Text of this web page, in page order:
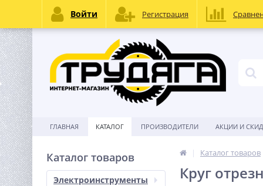
ГЛАВНАЯ КАТАЛОГ ПРОИЗВОДИТЕЛИ АКЦИИ И
Каталог товаров
Электроинструменты
Каталог товаров
Круг
Войти Регистрация